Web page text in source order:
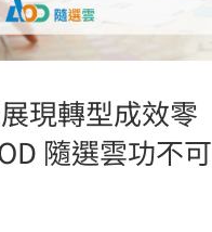
現轉型成效零
隨選雲功不可